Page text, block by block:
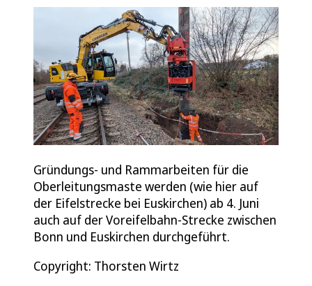
Gründungs- und Rammarbeiten für die
Oberleitungsmaste werden (wie hier auf
der Eifelstrecke bei Euskirchen) ab 4. Juni
auch auf der Voreifelbahn-Strecke zwischen
Bonn und Euskirchen durchgeführt.
Copyright: Thorsten Wirtz